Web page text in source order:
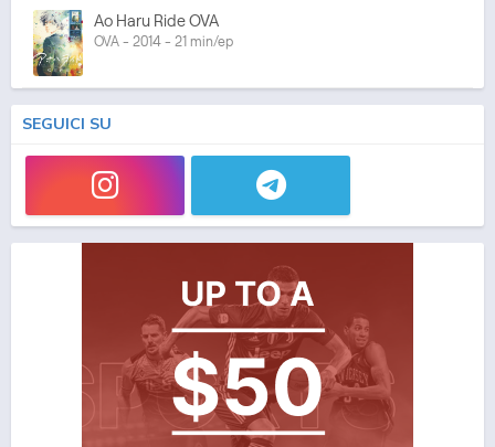
Ao Haru Ride OVA
OVA - 2014 - 21 min/ep
SEGUICI SU